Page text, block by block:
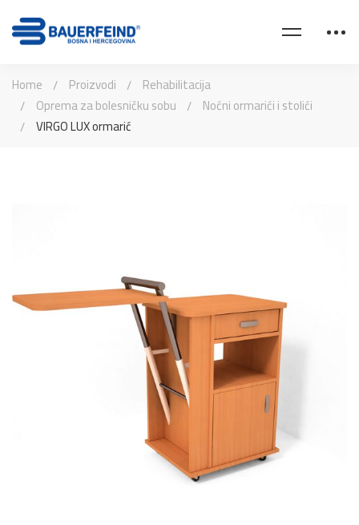
Home Proizvodi
Rehabilitacija
Oprema za bolesničku sobu
Noćni ormarići i stolići
VIRGO LUX ormarić